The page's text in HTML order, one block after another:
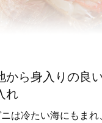
から身入りの良
れ
は冷たい海にもまれ